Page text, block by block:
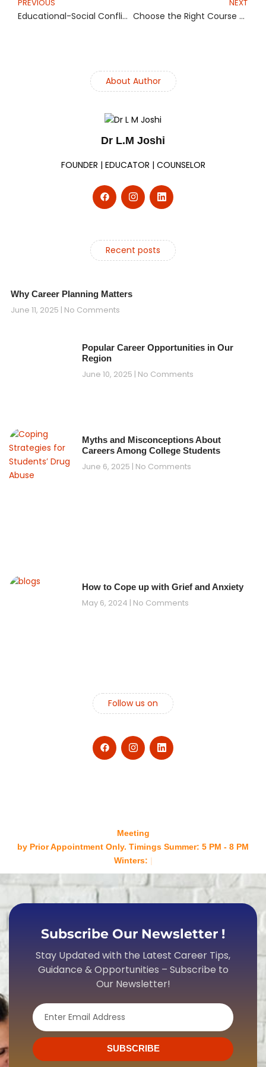
PREVIOUS
Educational-Social Conflicts among College-Going Adolescents
NEXT
Choose the Right Course Based on Your Aptitude and Interests
About Author
Dr L.M Joshi
FOUNDER | EDUCATOR | COUNSELOR
Recent posts
Why Career Planning Matters
June 11, 2025 No Comments
Popular Career Opportunities in Our
Region
June 10, 2025 No Comments
Myths and Misconceptions About
Careers Among College Students
June 6, 2025 No Comments
How to Cope up with Grief and Anxiety
May 6, 2024 No Comments
Follow us on
Meeting
by Prior Appointment Only. Timings Summer: 5 PM - 8 PM
Winters: 4 PM - 7 P
Subscribe Our Newsletter !
Stay Updated with the Latest Career Tips,
Guidance & Opportunities – Subscribe to
Our Newsletter!
Email
SUBSCRIBE